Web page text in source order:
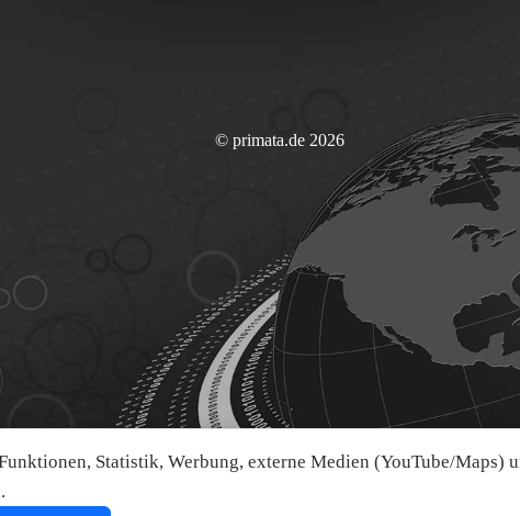
Statistik, Werbung, externe Medien (YouTube/Maps)
© primata.de 2026